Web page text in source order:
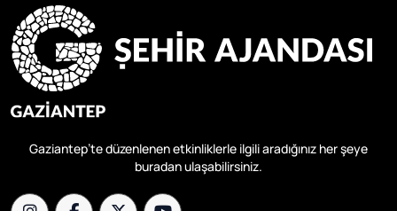
Gaziantep’te düzenlenen etkinliklerle ilgili aradığınız her şeye
buradan ulaşabilirsiniz.